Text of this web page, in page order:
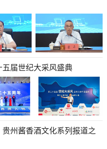
届世纪大采风盛典
州酱香酒文化系列报道之